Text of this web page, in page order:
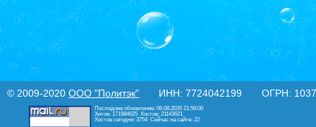
© 2009-2020 ООО "Политэк" ИНН: 7724042199 ОГРН:
Последнее обновление: 06.08.2026 21:56:00
Хитов: 171984625 Хостов: 21143621
Хостов сегодня: 3754 Сейчас на сайте: 22